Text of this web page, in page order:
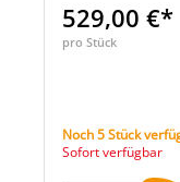
529,00 €*
pro Stück
Noch 5 Stück
Sofort verfügbar